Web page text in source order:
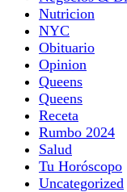
Nutricion
NYC
Obituario
Opinion
Queens
Queens
Receta
Rumbo 2024
Salud
Tu Horóscopo
Uncategorized